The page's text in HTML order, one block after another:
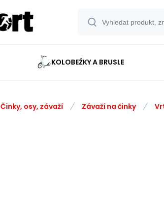
KOLOBEŽKY A BRUSLE
Činky, osy, závaží Závaží na činky